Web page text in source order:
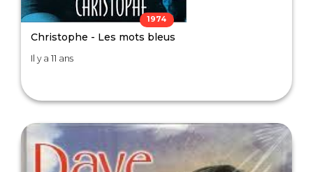
1974
Christophe - Les mots bleus
Il y a 11 ans